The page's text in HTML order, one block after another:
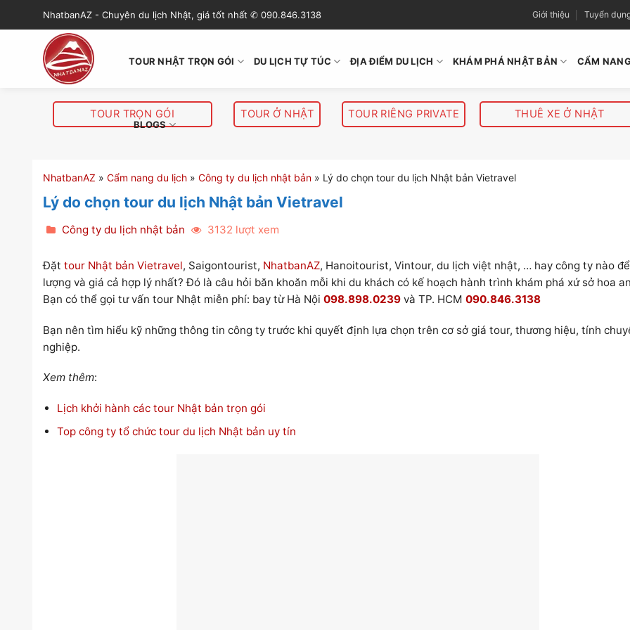
NhatbanAZ - Chuyên du lịch Nhật, giá tốt nhất ✆ 090.846.3138 Giới thiệu Tuyển
TOUR NHẬT TRỌN GÓI DU LỊCH TỰ TÚC ĐỊA ĐIỂM DU LỊCH KHÁM PHÁ NHẬT BẢN CẨM
BLOGS
TOUR TRỌN GÓI TOUR Ở NHẬT TOUR RIÊNG PRIVATE THUÊ XE Ở NHẬT
NhatbanAZ » Cẩm nang du lịch » Công ty du lịch nhật bản » Lý do chọn tour du lịch Nhật bản Vietravel
Lý do chọn tour du lịch Nhật bản Vietravel
Công ty du lịch nhật bản 3132 lượt xem
Đặt tour Nhật bản Vietravel, Saigontourist, NhatbanAZ, Hanoitourist, Vintour, du lịch việt nhật, … hay công ty nào
lượng và giá cả hợp lý nhất? Đó là câu hỏi băn khoăn mỗi khi du khách có kế hoạch hành trình khám phá xứ sở hoa
Bạn có thể gọi tư vấn tour Nhật miễn phí: bay từ Hà Nội 098.898.0239 và TP. HCM 090.846.3138
Bạn nên tìm hiểu kỹ những thông tin công ty trước khi quyết định lựa chọn trên cơ sở giá tour, thương hiệu, tính
nghiệp.
Xem thêm:
Lịch khởi hành các tour Nhật bản trọn gói
Top công ty tổ chức tour du lịch Nhật bản uy tín